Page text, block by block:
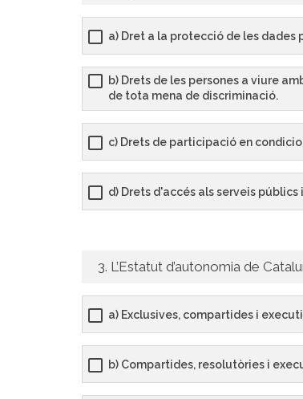
a) Dret a la protecció de les
b) Drets de les persones a viure
de tota mena de discriminació.
c) Drets de participació en
d) Drets d'accés als serveis
3. L’Estatut d’autonomia de
a) Exclusives, compartides i
b) Compartides, resolutòries i